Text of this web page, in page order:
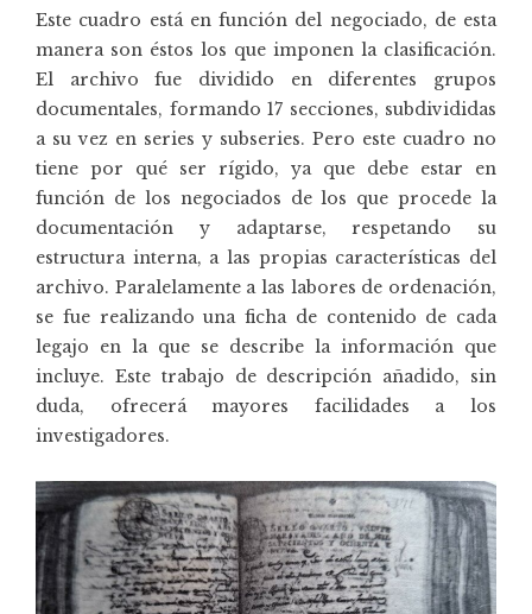
Este cuadro está en función del negociado, de esta
manera son éstos los que imponen la clasificación.
El archivo fue dividido en diferentes grupos
documentales, formando 17 secciones, subdivididas
a su vez en series y subseries. Pero este cuadro no
tiene por qué ser rígido, ya que debe estar en
función de los negociados de los que procede la
documentación y adaptarse, respetando su
estructura interna, a las propias características del
archivo. Paralelamente a las labores de ordenación,
se fue realizando una ficha de contenido de cada
legajo en la que se describe la información que
incluye. Este trabajo de descripción añadido, sin
duda, ofrecerá mayores facilidades a los
investigadores.